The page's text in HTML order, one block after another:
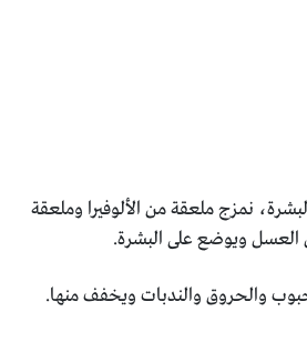
نمزج ملعقة من الألوفيرا وملعقة
ويوضع على البشرة.
والحروق والندبات ويخفف منها.